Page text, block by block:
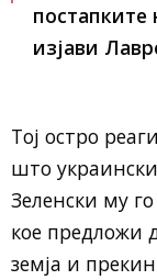
изјави
Тој остро
што
Зеленски му
кое предложи
земја и